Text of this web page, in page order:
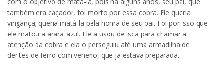
também era caçador, foi morto por essa cobra. Ele queria
vingança; queria matá-la pela honra de seu pai. Foi por isso que
ele matou a arara-azul. Ele a usou de isca para chamar a
atenção da cobra e ela o perseguiu até uma armadilha de
dentes de ferro com veneno, que já estava preparada.